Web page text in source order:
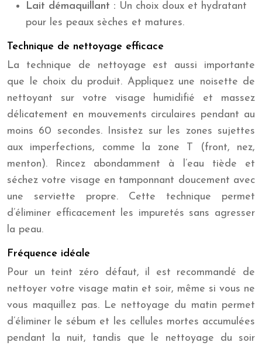
Lait démaquillant : Un choix doux et hydratant
pour les peaux sèches et matures.
Technique de nettoyage efficace
La technique de nettoyage est aussi importante
que le choix du produit. Appliquez une noisette de
nettoyant sur votre visage humidifié et massez
délicatement en mouvements circulaires pendant au
moins 60 secondes. Insistez sur les zones sujettes
aux imperfections, comme la zone T (front, nez,
menton). Rincez abondamment à l’eau tiède et
séchez votre visage en tamponnant doucement avec
une serviette propre. Cette technique permet
d’éliminer efficacement les impuretés sans agresser
la peau.
Fréquence idéale
Pour un teint zéro défaut, il est recommandé de
nettoyer votre visage matin et soir, même si vous ne
vous maquillez pas. Le nettoyage du matin permet
d’éliminer le sébum et les cellules mortes accumulées
pendant la nuit, tandis que le nettoyage du soir